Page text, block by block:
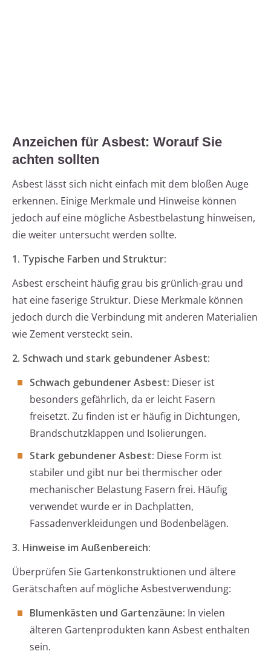
Anzeichen für Asbest: Worauf Sie
achten sollten
Asbest lässt sich nicht einfach mit dem bloßen Auge
erkennen. Einige Merkmale und Hinweise können
jedoch auf eine mögliche Asbestbelastung hinweisen,
die weiter untersucht werden sollte.
1. Typische Farben und Struktur:
Asbest erscheint häufig grau bis grünlich-grau und
hat eine faserige Struktur. Diese Merkmale können
jedoch durch die Verbindung mit anderen Materialien
wie Zement versteckt sein.
2. Schwach und stark gebundener Asbest:
Schwach gebundener Asbest: Dieser ist
besonders gefährlich, da er leicht Fasern
freisetzt. Zu finden ist er häufig in Dichtungen,
Brandschutzklappen und Isolierungen.
Stark gebundener Asbest: Diese Form ist
stabiler und gibt nur bei thermischer oder
mechanischer Belastung Fasern frei. Häufig
verwendet wurde er in Dachplatten,
Fassadenverkleidungen und Bodenbelägen.
3. Hinweise im Außenbereich:
Überprüfen Sie Gartenkonstruktionen und ältere
Gerätschaften auf mögliche Asbestverwendung:
Blumenkästen und Gartenzäune: In vielen
älteren Gartenprodukten kann Asbest enthalten
sein.